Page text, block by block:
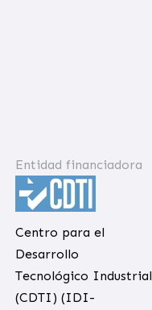
Entidad financiadora
Centro para el
Desarrollo
Tecnológico Industrial
(CDTI) (IDI-